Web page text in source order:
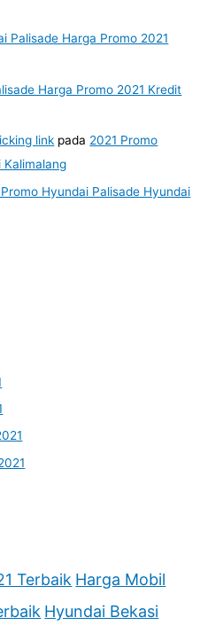
Palisade Harga Promo 2021
Harga Promo 2021 Kredit
link pada 2021 Promo
Kalimalang
Hyundai Palisade Hyundai
Terbaik Harga Mobil
Hyundai Bekasi